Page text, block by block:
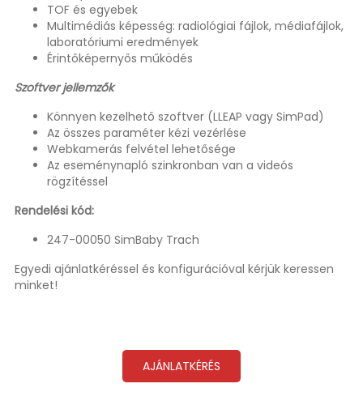
TOF és egyebek
Multimédiás képesség: radiológiai fájlok, médiafájlok,
laboratóriumi eredmények
Érintőképernyős működés
Szoftver jellemzők
Könnyen kezelhető szoftver (LLEAP vagy SimPad)
Az összes paraméter kézi vezérlése
Webkamerás felvétel lehetősége
Az eseménynapló szinkronban van a videós
rögzítéssel
Rendelési kód:
247-00050 SimBaby Trach
Egyedi ajánlatkéréssel és konfigurációval kérjük keressen
minket!
AJÁNLATKÉRÉS